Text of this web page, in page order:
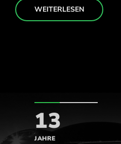
WEITERLESEN
13
JAHRE